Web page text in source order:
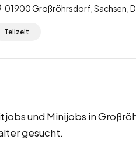
01900 Großröhrsdorf, Sachsen,
Teilzeit
und Minijobs in
gesucht.